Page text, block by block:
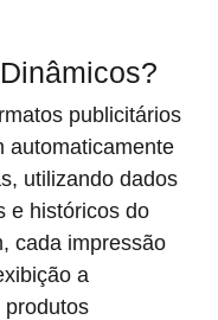
publicitários
automaticamente
utilizando dados
e históricos do
cada impressão
a
produtos